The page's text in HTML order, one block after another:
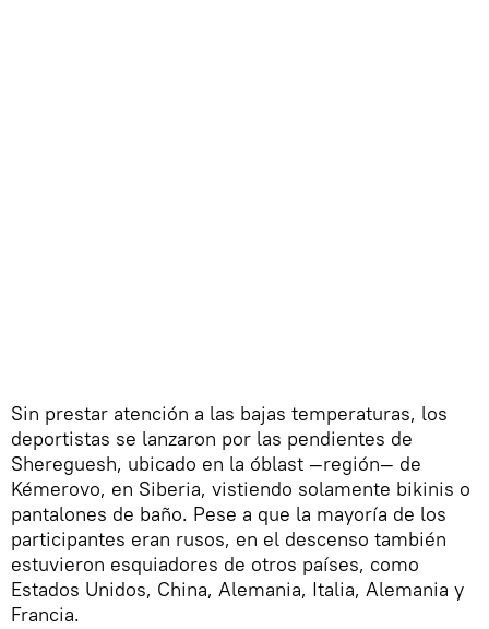
Sin prestar atención a las bajas temperaturas, los
deportistas se lanzaron por las pendientes de
Shereguesh, ubicado en la óblast —región— de
Kémerovo, en Siberia, vistiendo solamente bikinis o
pantalones de baño. Pese a que la mayoría de los
participantes eran rusos, en el descenso también
estuvieron esquiadores de otros países, como
Estados Unidos, China, Alemania, Italia, Alemania y
Francia.